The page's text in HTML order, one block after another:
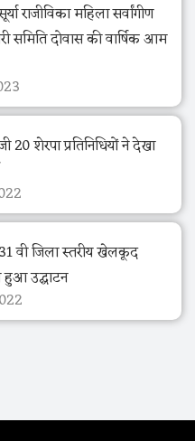
राजीविका महिला सर्वांगीण
समिति दोवास की वार्षिक आम
20 शेरपा प्रतिनिधियों ने देखा
31 वी जिला स्तरीय खेलकूद
हुआ उद्घाटन